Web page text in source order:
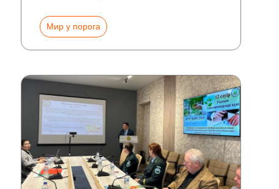
Мир у порога